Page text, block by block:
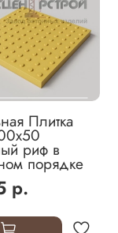
Плитка
риф в
порядке
р.